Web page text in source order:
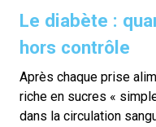
Le diabète :
hors contrôle
Après chaque prise
riche en sucres «
dans la circulation